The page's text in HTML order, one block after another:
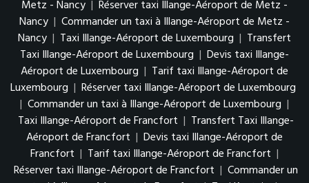
Metz - Nancy | Réserver taxi Illange-Aéroport de Metz -
Nancy | Commander un taxi à Illange-Aéroport de Metz -
Nancy | Taxi Illange-Aéroport de Luxembourg | Transfert
Taxi Illange-Aéroport de Luxembourg | Devis taxi Illange-
Aéroport de Luxembourg | Tarif taxi Illange-Aéroport de
Luxembourg | Réserver taxi Illange-Aéroport de Luxembourg
| Commander un taxi à Illange-Aéroport de Luxembourg |
Taxi Illange-Aéroport de Francfort | Transfert Taxi Illange-
Aéroport de Francfort | Devis taxi Illange-Aéroport de
Francfort | Tarif taxi Illange-Aéroport de Francfort |
Réserver taxi Illange-Aéroport de Francfort | Commander un